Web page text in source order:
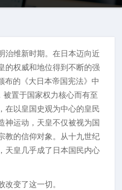
治维新时期。在日本迈向近
的权威和地位得到不断的强
布的《大日本帝国宪法》中
被置于国家权力核心而有至
在以皇国史观为中心的皇民
神运动，天皇不仅被视为国
教的信仰对象。从十九世纪
天皇几乎成了日本国民内心
变了这一切。